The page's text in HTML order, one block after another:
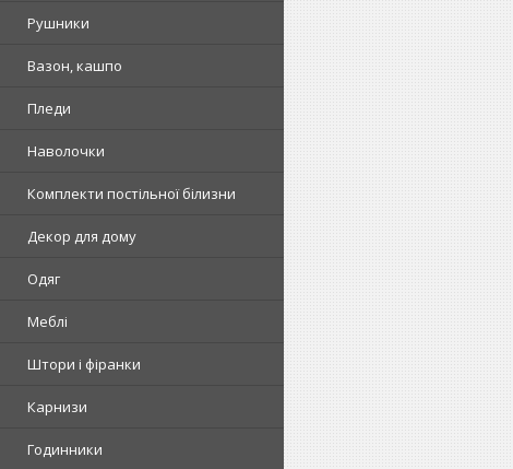
Рушники
Вазон, кашпо
Пледи
Наволочки
Комплекти постільної білизни
Декор для дому
Одяг
Меблі
Штори і фіранки
Карнизи
Годинники